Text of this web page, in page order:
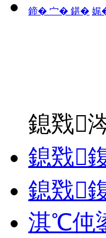
鍗� 宀� 鍖� 娓
鎴戣
鎴戣
鎴戣
淇℃伅